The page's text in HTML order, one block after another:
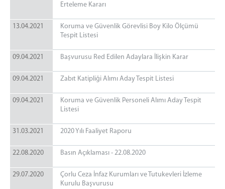
Erteleme Kararı
13.04.2021
Koruma ve Güvenlik Görevlisi Boy Kilo Ölçümü
Tespit Listesi
09.04.2021 Başvurusu Red Edilen Adaylara İlişkin Karar
09.04.2021 Zabıt Katipliği Alımı Aday Tespit Listesi
09.04.2021
Koruma ve Güvenlik Personeli Alımı Aday Tespit
Listesi
31.03.2021 2020 Yılı Faaliyet Raporu
22.08.2020 Basın Açıklaması - 22.08.2020
29.07.2020
Çorlu Ceza İnfaz Kurumları ve Tutukevleri İzleme
Kurulu Başvurusu